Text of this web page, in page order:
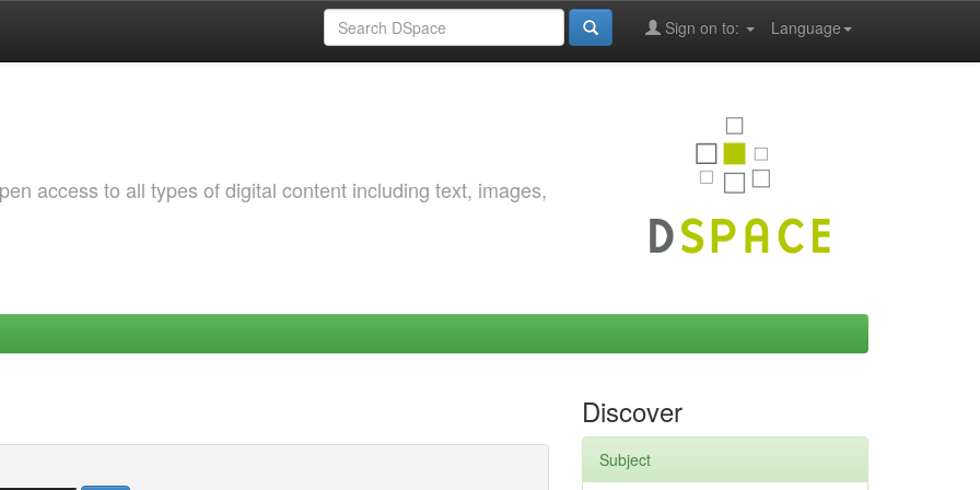
Language
Sign on to:
access to all types of digital content including text, images,
Discover
Subject